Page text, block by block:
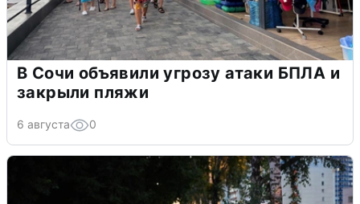
В Сочи объявили угрозу атаки БПЛА и
закрыли пляжи
6 августа 0